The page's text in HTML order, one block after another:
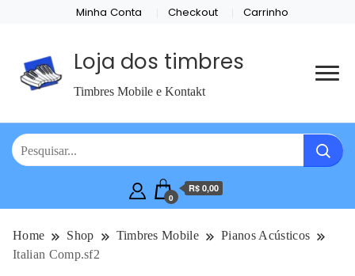
Minha Conta Checkout Carrinho
Loja dos timbres
Timbres Mobile e Kontakt
0
R$ 0,00
Home Shop Timbres Mobile
Pianos Acústicos
Italian Comp.sf2